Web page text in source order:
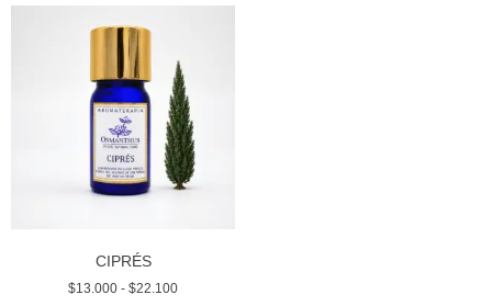
CIPRÉS
$13.000 - $22.100